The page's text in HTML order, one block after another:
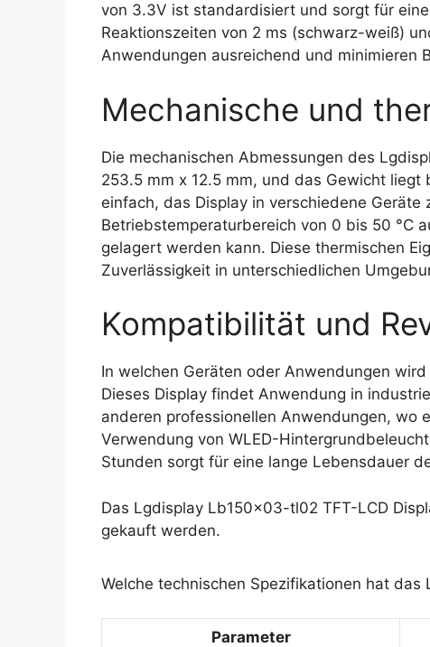
von 3.3V ist standardisiert und sorgt für
Reaktionszeiten von 2 ms (schwarz-weiß)
Anwendungen ausreichend und minimieren
Mechanische und
Die mechanischen Abmessungen des
253.5 mm x 12.5 mm, und das Gewicht
einfach, das Display in verschiedene
Betriebstemperaturbereich von 0 bis 50 °C
gelagert werden kann. Diese thermischen
Zuverlässigkeit in unterschiedlichen
Kompatibilität und
In welchen Geräten oder Anwendungen
Dieses Display findet Anwendung in
anderen professionellen Anwendungen, wo
Verwendung von WLED-
Stunden sorgt für eine lange Lebensdauer
Das Lgdisplay Lb150x03-tl02 TFT-LCD
gekauft werden.
Welche technischen Spezifikationen hat
Parameter